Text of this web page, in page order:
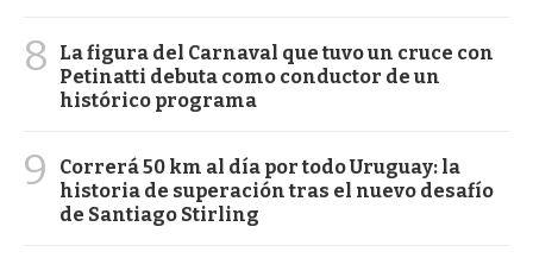
8
La figura del Carnaval que tuvo un cruce con
Petinatti debuta como conductor de un
histórico programa
9
Correrá 50 km al día por todo Uruguay: la
historia de superación tras el nuevo desafío
de Santiago Stirling